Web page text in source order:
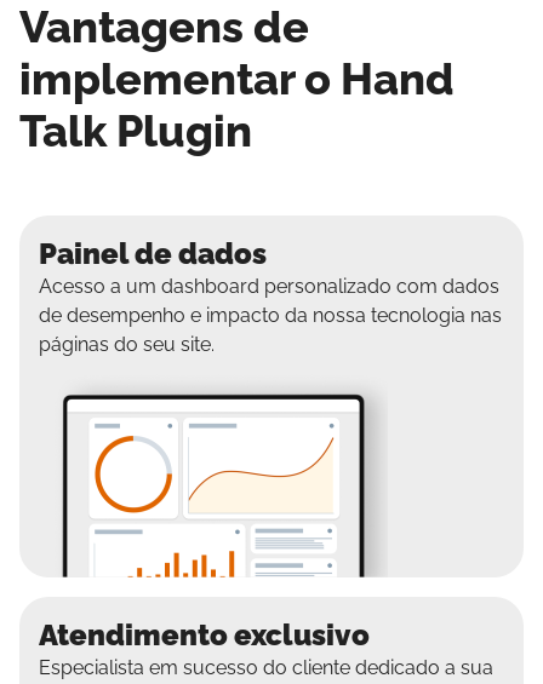
Vantagens de
implementar o Hand
Talk Plugin
Painel de dados
Acesso a um dashboard personalizado com dados
de desempenho e impacto da nossa tecnologia nas
páginas do seu site.
Atendimento exclusivo
Especialista em sucesso do cliente dedicado a sua